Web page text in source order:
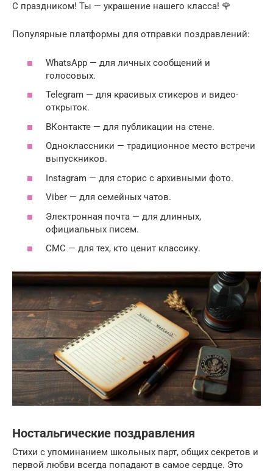
С праздником! Ты — украшение нашего класса! 🌹
Популярные платформы для отправки поздравлений:
WhatsApp — для личных сообщений и
голосовых.
Telegram — для красивых стикеров и видео-
открыток.
ВКонтакте — для публикации на стене.
Одноклассники — традиционное место встречи
выпускников.
Instagram — для сторис с архивными фото.
Viber — для семейных чатов.
Электронная почта — для длинных,
официальных писем.
СМС — для тех, кто ценит классику.
Ностальгические поздравления
Стихи с упоминанием школьных парт, общих секретов и
первой любви всегда попадают в самое сердце. Это